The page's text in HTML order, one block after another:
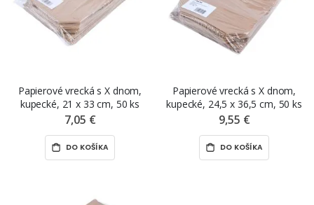
Papierové vrecká s X dnom,
kupecké, 21 x 33 cm, 50 ks
7,05 €
DO KOŠÍKA
Papierové vrecká s X dnom,
kupecké, 24,5 x 36,5 cm, 50 ks
9,55 €
DO KOŠÍKA